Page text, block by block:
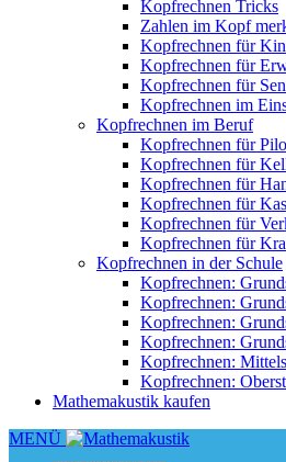
Kopfrechnen Tricks
Zahlen im Kopf
Kopfrechnen für
Kopfrechnen für
Kopfrechnen für
Kopfrechnen im
Kopfrechnen im Beruf
Kopfrechnen für
Kopfrechnen für
Kopfrechnen für
Kopfrechnen für
Kopfrechnen für
Kopfrechnen für
Kopfrechnen in der Schule
Kopfrechnen:
Kopfrechnen:
Kopfrechnen:
Kopfrechnen:
Kopfrechnen:
Kopfrechnen:
Mathemakustik kaufen
MENÜ